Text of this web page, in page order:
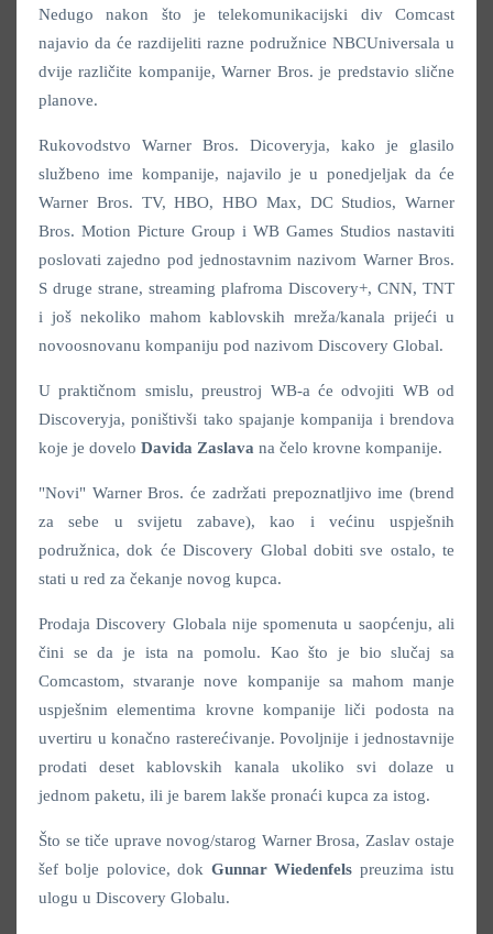
Nedugo nakon što je telekomunikacijski div Comcast
najavio da će razdijeliti razne podružnice NBCUniversala u
dvije različite kompanije, Warner Bros. je predstavio slične
planove.
Rukovodstvo Warner Bros. Dicoveryja, kako je glasilo
službeno ime kompanije, najavilo je u ponedjeljak da će
Warner Bros. TV, HBO, HBO Max, DC Studios, Warner
Bros. Motion Picture Group i WB Games Studios nastaviti
poslovati zajedno pod jednostavnim nazivom Warner Bros.
S druge strane, streaming plafroma Discovery+, CNN, TNT
i još nekoliko mahom kablovskih mreža/kanala prijeći u
novoosnovanu kompaniju pod nazivom Discovery Global.
U praktičnom smislu, preustroj WB-a će odvojiti WB od
Discoveryja, poništivši tako spajanje kompanija i brendova
koje je dovelo Davida Zaslava na čelo krovne kompanije.
"Novi" Warner Bros. će zadržati prepoznatljivo ime (brend
za sebe u svijetu zabave), kao i većinu uspješnih
podružnica, dok će Discovery Global dobiti sve ostalo, te
stati u red za čekanje novog kupca.
Prodaja Discovery Globala nije spomenuta u saopćenju, ali
čini se da je ista na pomolu. Kao što je bio slučaj sa
Comcastom, stvaranje nove kompanije sa mahom manje
uspješnim elementima krovne kompanije liči podosta na
uvertiru u konačno rasterećivanje. Povoljnije i jednostavnije
prodati deset kablovskih kanala ukoliko svi dolaze u
jednom paketu, ili je barem lakše pronaći kupca za istog.
Što se tiče uprave novog/starog Warner Brosa, Zaslav ostaje
šef bolje polovice, dok Gunnar Wiedenfels preuzima istu
ulogu u Discovery Globalu.